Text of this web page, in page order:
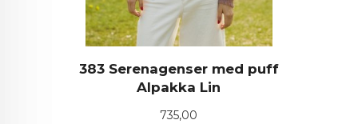
383 Serenagenser med puff
Alpakka Lin
Pris
735,00